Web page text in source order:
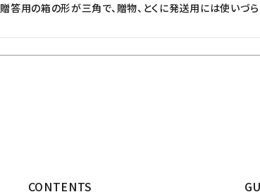
贈答用の箱の形が三角で、贈物、とくに発送用には使いづ
CONTENTS